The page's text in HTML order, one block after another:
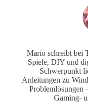
Mario schreibt bei
Spiele, DIY und
Schwerpunkt
Anleitungen zu
Problemlösungen
Gaming-